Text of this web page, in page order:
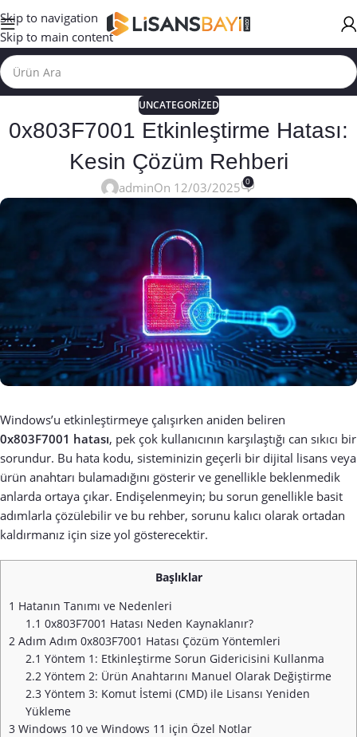
Skip to navigation
Skip to main content
UNCATEGORIZED
0x803F7001 Etkinleştirme Hatası:
Kesin Çözüm Rehberi
adminOn 12/03/2025 0
Windows’u etkinleştirmeye çalışırken aniden beliren
0x803F7001 hatası, pek çok kullanıcının karşılaştığı can sıkıcı bir
sorundur. Bu hata kodu, sisteminizin geçerli bir dijital lisans veya
ürün anahtarı bulamadığını gösterir ve genellikle beklenmedik
anlarda ortaya çıkar. Endişelenmeyin; bu sorun genellikle basit
adımlarla çözülebilir ve bu rehber, sorunu kalıcı olarak ortadan
kaldırmanız için size yol gösterecektir.
Başlıklar
1 Hatanın Tanımı ve Nedenleri
1.1 0x803F7001 Hatası Neden Kaynaklanır?
2 Adım Adım 0x803F7001 Hatası Çözüm Yöntemleri
2.1 Yöntem 1: Etkinleştirme Sorun Gidericisini Kullanma
2.2 Yöntem 2: Ürün Anahtarını Manuel Olarak Değiştirme
2.3 Yöntem 3: Komut İstemi (CMD) ile Lisansı Yeniden
Yükleme
3 Windows 10 ve Windows 11 için Özel Notlar